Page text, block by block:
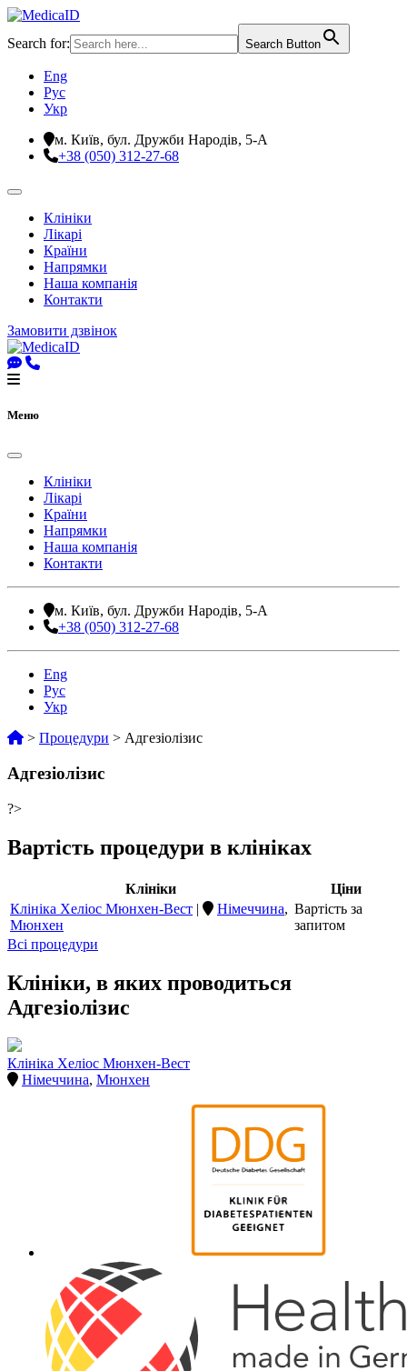
Search for: Search Button
Eng
Рус
Укр
м. Київ, бул. Дружби Народів, 5-А
+38 (050) 312-27-68
Клініки
Лікарі
Країни
Напрямки
Наша компанія
Контакти
Замовити дзвінок
Меню
Клініки
Лікарі
Країни
Напрямки
Наша компанія
Контакти
м. Київ, бул. Дружби Народів, 5-А
+38 (050) 312-27-68
Eng
Рус
Укр
> Процедури > Адгезіолізис
Адгезіолізис
?>
Вартість процедури в клініках
Клініки
Ціни
Клініка Хеліос Мюнхен-Вест | Німеччина,
Мюнхен
Вартість за
запитом
Всі процедури
Клініки, в яких проводиться
Адгезіолізис
Клініка Хеліос Мюнхен-Вест
Німеччина, Мюнхен